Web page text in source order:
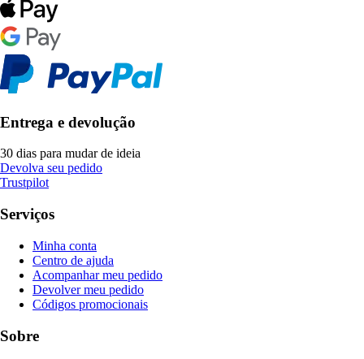
Entrega e devolução
30 dias para mudar de ideia
Devolva seu pedido
Trustpilot
Serviços
Minha conta
Centro de ajuda
Acompanhar meu pedido
Devolver meu pedido
Códigos promocionais
Sobre